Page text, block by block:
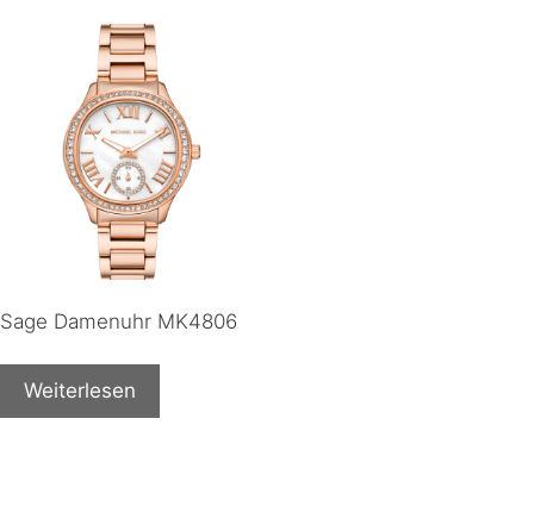
Sage Damenuhr MK4806
Weiterlesen